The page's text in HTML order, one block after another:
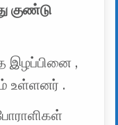
குண்டு
இழப்பினை ,
உள்ளனர் .